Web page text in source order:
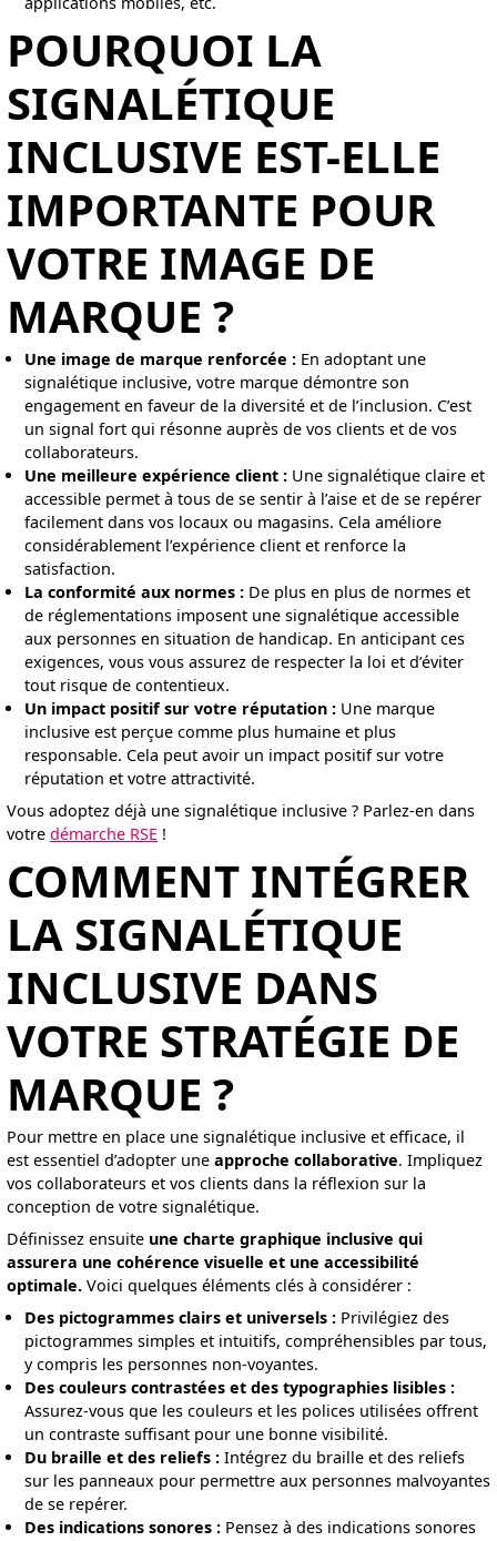
POURQUOI LA
SIGNALÉTIQUE
INCLUSIVE EST-ELLE
IMPORTANTE POUR
VOTRE IMAGE DE
MARQUE ?
Une image de marque renforcée : En adoptant une
signalétique inclusive, votre marque démontre son
engagement en faveur de la diversité et de l’inclusion. C’est
un signal fort qui résonne auprès de vos clients et de vos
collaborateurs.
Une meilleure expérience client : Une signalétique claire et
accessible permet à tous de se sentir à l’aise et de se repérer
facilement dans vos locaux ou magasins. Cela améliore
considérablement l’expérience client et renforce la
satisfaction.
La conformité aux normes : De plus en plus de normes et
de réglementations imposent une signalétique accessible
aux personnes en situation de handicap. En anticipant ces
exigences, vous vous assurez de respecter la loi et d’éviter
tout risque de contentieux.
Un impact positif sur votre réputation : Une marque
inclusive est perçue comme plus humaine et plus
responsable. Cela peut avoir un impact positif sur votre
réputation et votre attractivité.
Vous adoptez déjà une signalétique inclusive ? Parlez-en dans
votre démarche RSE !
COMMENT INTÉGRER
LA SIGNALÉTIQUE
INCLUSIVE DANS
VOTRE STRATÉGIE DE
MARQUE ?
Pour mettre en place une signalétique inclusive et efficace, il
est essentiel d’adopter une approche collaborative. Impliquez
vos collaborateurs et vos clients dans la réflexion sur la
conception de votre signalétique.
Définissez ensuite une charte graphique inclusive qui
assurera une cohérence visuelle et une accessibilité
optimale. Voici quelques éléments clés à considérer :
Des pictogrammes clairs et universels : Privilégiez des
pictogrammes simples et intuitifs, compréhensibles par tous,
y compris les personnes non-voyantes.
Des couleurs contrastées et des typographies lisibles :
Assurez-vous que les couleurs et les polices utilisées offrent
un contraste suffisant pour une bonne visibilité.
Du braille et des reliefs : Intégrez du braille et des reliefs
sur les panneaux pour permettre aux personnes malvoyantes
de se repérer.
Des indications sonores : Pensez à des indications sonores